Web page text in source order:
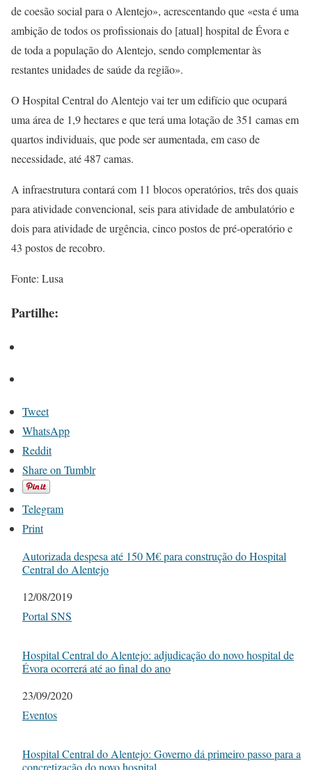
de coesão social para o Alentejo», acrescentando que «esta é uma
ambição de todos os profissionais do [atual] hospital de Évora e
de toda a população do Alentejo, sendo complementar às
restantes unidades de saúde da região».
O Hospital Central do Alentejo vai ter um edifício que ocupará
uma área de 1,9 hectares e que terá uma lotação de 351 camas em
quartos individuais, que pode ser aumentada, em caso de
necessidade, até 487 camas.
A infraestrutura contará com 11 blocos operatórios, três dos quais
para atividade convencional, seis para atividade de ambulatório e
dois para atividade de urgência, cinco postos de pré-operatório e
43 postos de recobro.
Fonte: Lusa
Partilhe:
Tweet
WhatsApp
Reddit
Share on Tumblr
Telegram
Print
Autorizada despesa até 150 M€ para construção do Hospital
Central do Alentejo
Date
12/08/2019
In relation to
Portal SNS
Hospital Central do Alentejo: adjudicação do novo hospital de
Évora ocorrerá até ao final do ano
Date
23/09/2020
In relation to
Eventos
Hospital Central do Alentejo: Governo dá primeiro passo para a
concretização do novo hospital